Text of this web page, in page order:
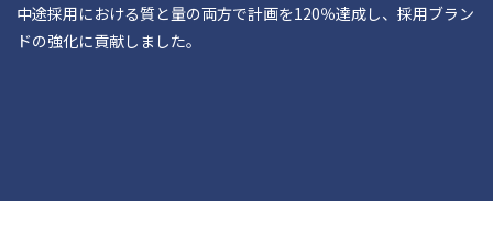
中途採用における質と量の両方で計画を120％達成し、採用ブラン
ドの強化に貢献しました。